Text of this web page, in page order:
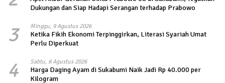
Dukungan dan Siap Hadapi Serangan terhadap Prabowo
3 Minggu, 9 Agustus 2026
Ketika Fikih Ekonomi Terpinggirkan, Literasi Syariah Umat
Perlu Diperkuat
4 Sabtu, 8 Agustus 2026
Harga Daging Ayam di Sukabumi Naik Jadi Rp 40.000 per
Kilogram